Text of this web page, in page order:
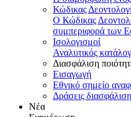
Κώδικας
Ο Κώδικας
συμπεριφορά των
Ισολογισμοί
Αναλυτικός
Διασφάλιση
Εισαγωγή
Εθνικό σημείο
Δράσεις
Νέα